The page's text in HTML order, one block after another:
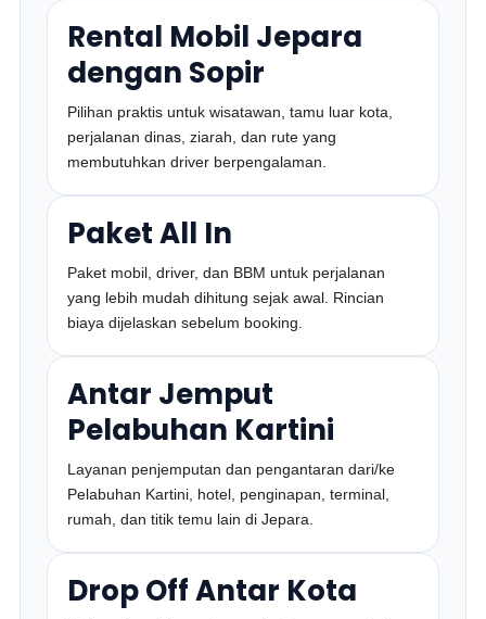
Rental Mobil Jepara
dengan Sopir
Pilihan praktis untuk wisatawan, tamu luar kota,
perjalanan dinas, ziarah, dan rute yang
membutuhkan driver berpengalaman.
Paket All In
Paket mobil, driver, dan BBM untuk perjalanan
yang lebih mudah dihitung sejak awal. Rincian
biaya dijelaskan sebelum booking.
Antar Jemput
Pelabuhan Kartini
Layanan penjemputan dan pengantaran dari/ke
Pelabuhan Kartini, hotel, penginapan, terminal,
rumah, dan titik temu lain di Jepara.
Drop Off Antar Kota